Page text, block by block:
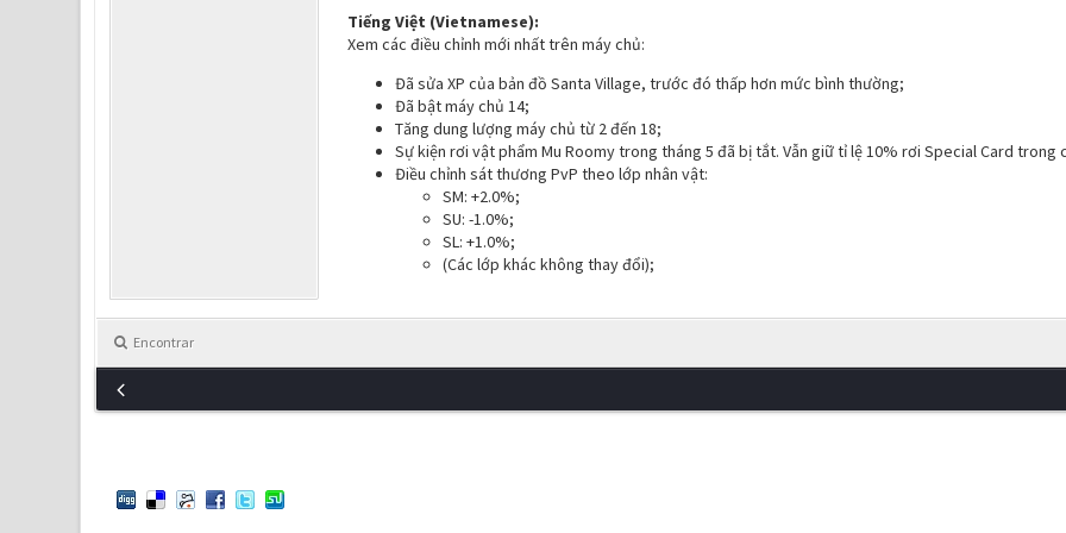
Tiếng Việt (Vietnamese):
Xem các điều chỉnh mới nhất trên máy chủ:
Đã sửa XP của bản đồ Santa Village, trước đó thấp hơn mức bình thường;
Đã bật máy chủ 14;
Tăng dung lượng máy chủ từ 2 đến 18;
Sự kiện rơi vật phẩm Mu Roomy trong tháng 5 đã bị tắt. Vẫn giữ tỉ lệ 10% rơi Special Card
Điều chỉnh sát thương PvP theo lớp nhân vật:
SM: +2.0%;
SU: -1.0%;
SL: +1.0%;
(Các lớp khác không thay đổi);
Encontrar